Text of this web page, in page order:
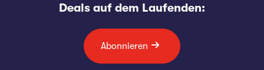
Deals auf dem Laufenden:
Abonnieren